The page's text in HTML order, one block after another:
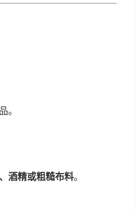
。
酒精或粗糙布料。